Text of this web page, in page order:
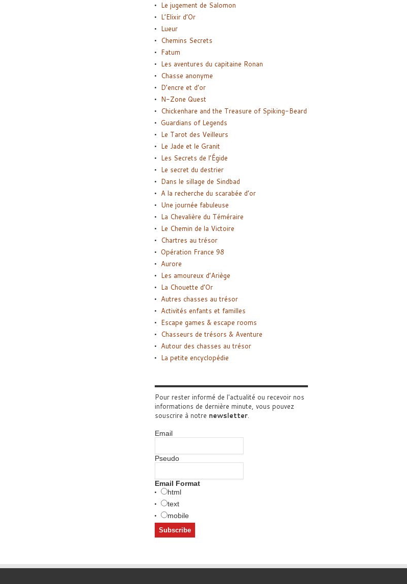
Le jugement de Salomon
L’Elixir d’Or
Lueur
Chemins Secrets
Fatum
Les aventures du capitaine Ronan
Chasse anonyme
D’encre et d’or
N-Zone Quest
Chickenhare and the Treasure of Spiking-Beard
Guardians of Legends
Le Tarot des Veilleurs
Le Jade et le Granit
Les Secrets de l’Égide
Le secret du destrier
Dans le sillage de Sindbad
A la recherche du scarabée d’or
Une journée fabuleuse
La Chevalière du Téméraire
Le Chemin de la Victoire
Chartres au trésor
Opération France 98
Aurore
Les amoureux d’Ariège
La Chouette d’Or
Autres chasses au trésor
Activités enfants et familles
Escape games & escape rooms
Chasseurs de trésors & Aventure
Autour des chasses au trésor
La petite encyclopédie
Pour rester informé de l'actualité ou recevoir nos
informations de dernière minute, vous pouvez
souscrire à notre newsletter.
Email
Pseudo
Email Format
html
text
mobile